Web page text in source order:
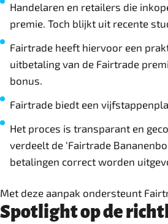
Handelaren en retailers die
premie. Toch blijkt uit recente
Fairtrade heeft hiervoor een
uitbetaling van de Fairtrade
bonus.
Fairtrade biedt een
Het proces is transparant en
verdeelt de ‘Fairtrade
betalingen correct worden
Met deze aanpak ondersteunt
Spotlight op de